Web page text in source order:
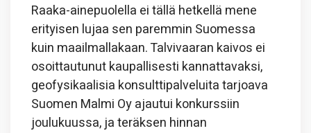
Raaka-ainepuolella ei tällä hetkellä mene
erityisen lujaa sen paremmin Suomessa
kuin maailmallakaan. Talvivaaran kaivos ei
osoittautunut kaupallisesti kannattavaksi,
geofysikaalisia konsulttipalveluita tarjoava
Suomen Malmi Oy ajautui konkurssiin
joulukuussa, ja teräksen hinnan